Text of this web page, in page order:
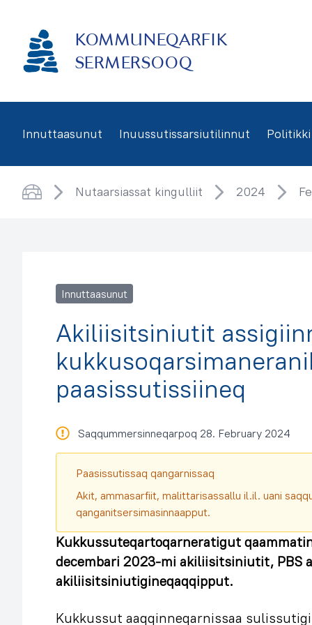
KOMMUNEQARFIK
SERMERSOOQ
Innuttaasunut Inuussutissarsiutilinnut Politikki
Nutaarsiassat kingulliit 2024
Innuttaasunut
Akiliisitsiniutit
paasissutissiineq
Saqqummersinneqarpoq 28. February 2024
Paasissutissaq qangarnissaq
Akit, ammasarfiit, malittarisassallu il.il. uani
qanganitsersimasinnaapput.
Kukkussuteqartoqarneratigut
decembari 2023-mi akiliisitsiniutit, PBS
akiliisitsiniutigineqaqqipput.
Kukkussut aaqqinneqarnissaa